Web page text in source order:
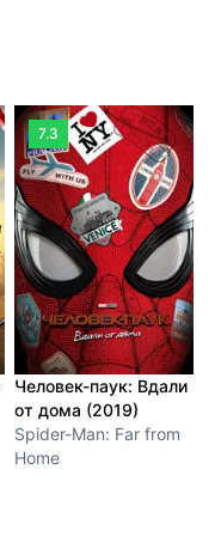
7.3
Человек-паук: Вдали
от дома (2019)
Spider-Man: Far from
Home